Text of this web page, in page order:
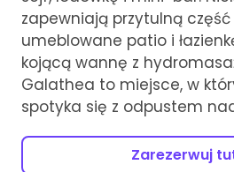
zapewniają przytulną
umeblowane patio i
kojącą wannę z
Galathea to miejsce, w
spotyka się z odpustem
Zarezerwuj